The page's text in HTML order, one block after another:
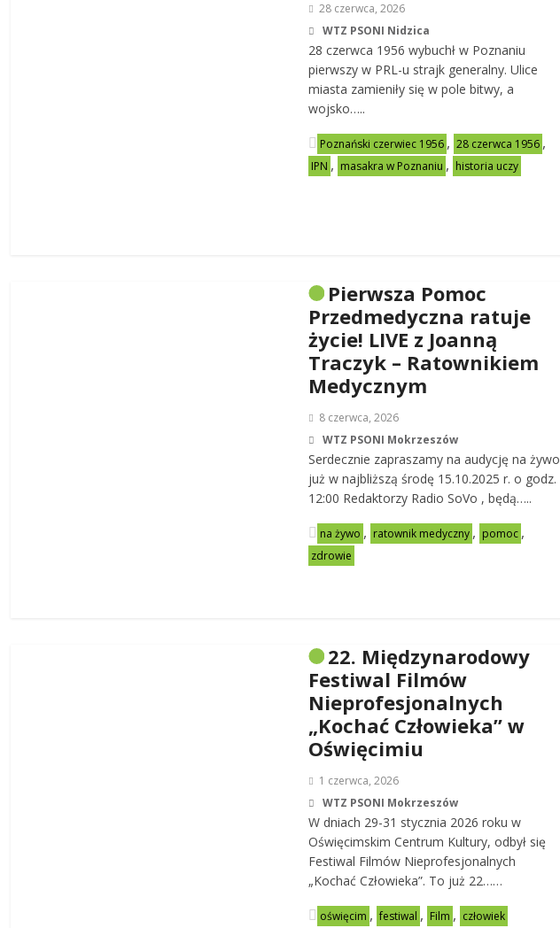
28 czerwca, 2026
WTZ PSONI Nidzica
28 czerwca 1956 wybuchł w Poznaniu
pierwszy w PRL-u strajk generalny. Ulice
miasta zamieniły się w pole bitwy, a
wojsko…..
Poznański czerwiec 1956 , 28 czerwca 1956 ,
IPN , masakra w Poznaniu , historia uczy
Pierwsza Pomoc
Przedmedyczna ratuje
życie! LIVE z Joanną
Traczyk – Ratownikiem
Medycznym
8 czerwca, 2026
WTZ PSONI Mokrzeszów
Serdecznie zapraszamy na audycję na żywo
już w najbliższą środę 15.10.2025 r. o godz.
12:00 Redaktorzy Radio SoVo , będą…..
na żywo , ratownik medyczny , pomoc ,
zdrowie
22. Międzynarodowy
Festiwal Filmów
Nieprofesjonalnych
„Kochać Człowieka” w
Oświęcimiu
1 czerwca, 2026
WTZ PSONI Mokrzeszów
W dniach 29-31 stycznia 2026 roku w
Oświęcimskim Centrum Kultury, odbył się
Festiwal Filmów Nieprofesjonalnych
„Kochać Człowieka”. To już 22……
oświęcim , festiwal , Film , człowiek